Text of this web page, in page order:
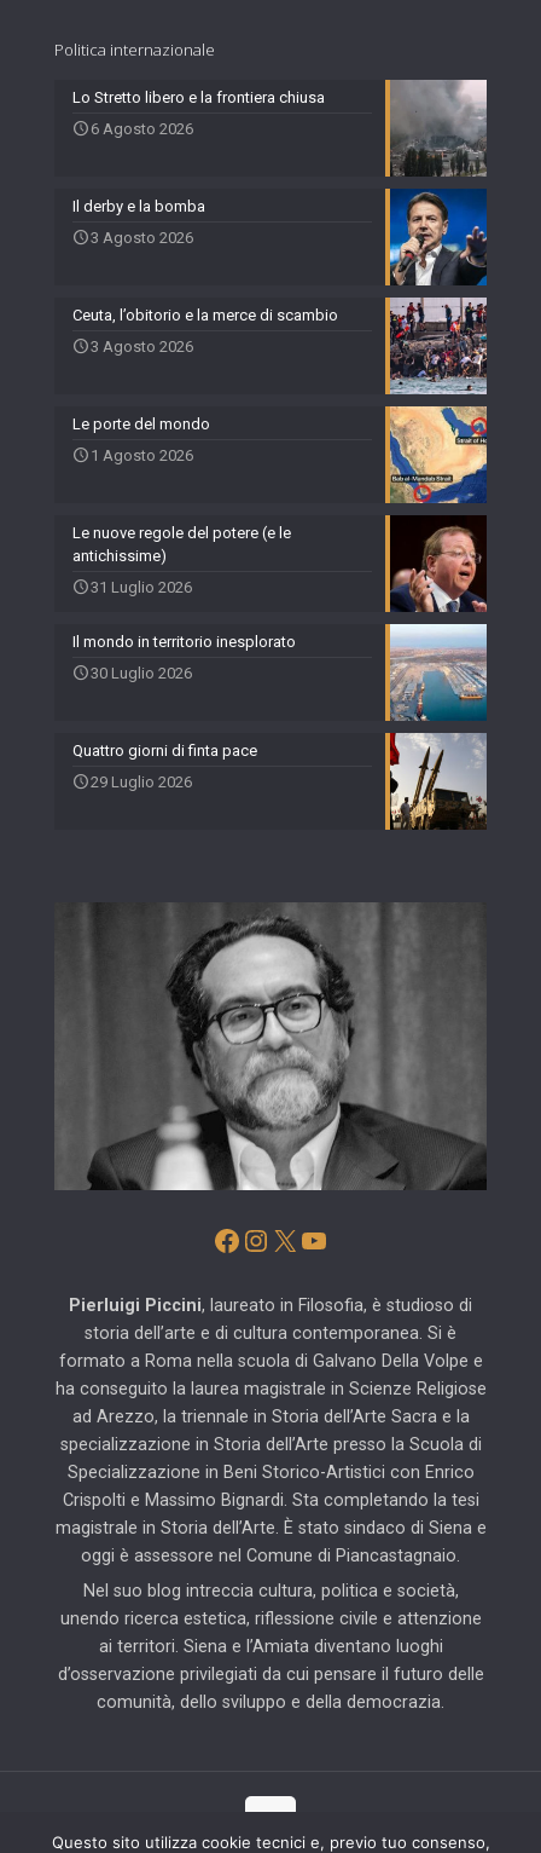
Politica internazionale
Lo Stretto libero e la frontiera chiusa
6 Agosto 2026
Il derby e la bomba
3 Agosto 2026
Ceuta, l’obitorio e la merce di scambio
3 Agosto 2026
Le porte del mondo
1 Agosto 2026
Le nuove regole del potere (e le
antichissime)
31 Luglio 2026
Il mondo in territorio inesplorato
30 Luglio 2026
Quattro giorni di finta pace
29 Luglio 2026
Facebook
Instagram
X YouTube
Pierluigi Piccini, laureato in Filosofia, è studioso di
storia dell’arte e di cultura contemporanea. Si è
formato a Roma nella scuola di Galvano Della Volpe e
ha conseguito la laurea magistrale in Scienze Religiose
ad Arezzo, la triennale in Storia dell’Arte Sacra e la
specializzazione in Storia dell’Arte presso la Scuola di
Specializzazione in Beni Storico-Artistici con Enrico
Crispolti e Massimo Bignardi. Sta completando la tesi
magistrale in Storia dell’Arte. È stato sindaco di Siena e
oggi è assessore nel Comune di Piancastagnaio.
Nel suo blog intreccia cultura, politica e società,
unendo ricerca estetica, riflessione civile e attenzione
ai territori. Siena e l’Amiata diventano luoghi
d’osservazione privilegiati da cui pensare il futuro delle
comunità, dello sviluppo e della democrazia.
Questo sito utilizza cookie tecnici e, previo tuo consenso,